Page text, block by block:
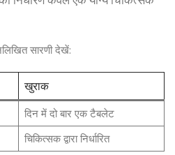
सारणी देखें:
खुराक
दिन में दो बार एक टैबलेट
चिकित्सक द्वारा निर्धारित